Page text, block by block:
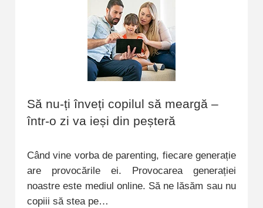
Să nu-ți înveți copilul să meargă –
într-o zi va ieși din peșteră
Când vine vorba de parenting, fiecare generație
are provocările ei. Provocarea generației
noastre este mediul online. Să ne lăsăm sau nu
copiii să stea pe…